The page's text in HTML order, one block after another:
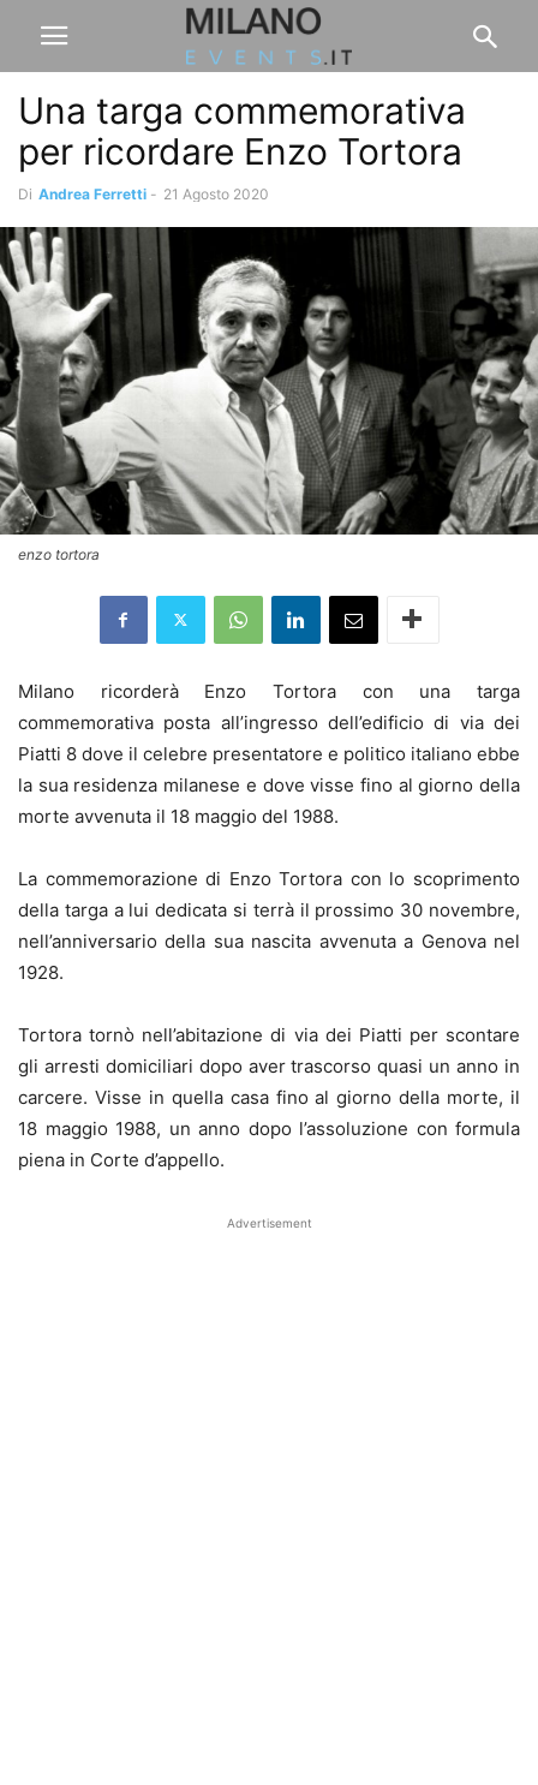
Una targa commemorativa
per ricordare Enzo Tortora
Di Andrea Ferretti - 21 Agosto 2020
enzo tortora
Milano ricorderà Enzo Tortora con una targa
commemorativa posta all’ingresso dell’edificio di via dei
Piatti 8 dove il celebre presentatore e politico italiano ebbe
la sua residenza milanese e dove visse fino al giorno della
morte avvenuta il 18 maggio del 1988.
La commemorazione di Enzo Tortora con lo scoprimento
della targa a lui dedicata si terrà il prossimo 30 novembre,
nell’anniversario della sua nascita avvenuta a Genova nel
1928.
Tortora tornò nell’abitazione di via dei Piatti per scontare
gli arresti domiciliari dopo aver trascorso quasi un anno in
carcere. Visse in quella casa fino al giorno della morte, il
18 maggio 1988, un anno dopo l’assoluzione con formula
piena in Corte d’appello.
Advertisement